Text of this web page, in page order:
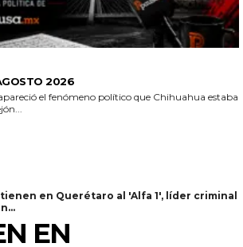
2026
apareció el fenómeno político que Chihuahua estaba